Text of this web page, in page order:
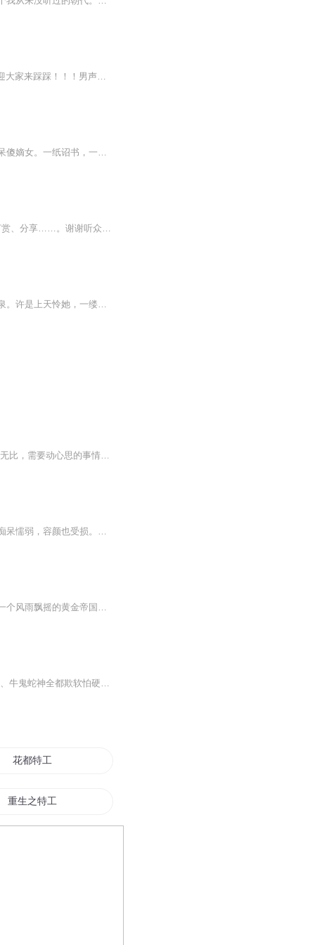
精品双播！免费！每日更新，欢迎关注订阅！刚刚开通QQ粉丝群，群号：1141288930，欢迎大家来踩踩！！！男声：云墨子轩 女声：主播李小一云墨子轩：喜马拉雅新生代主播，代表作《盛世暖婚：霍先生，别闹了！》、《猎爱总裁太凶猛》、 《凤栖九天：爆宠特工皇妃》等。声音温暖深沉，可霸道总裁、可翩翩公子。爱生活，爱有声！播音李小一：喜马拉雅新生代主播，代表作《盛世暖婚：霍先生，别闹了！》、《猎爱总裁太凶猛》、 《凤栖九天：爆宠特工皇妃》等。声音甜美，可塑性强，可御可甜、可盐...
【内容简介】首席特工白罗刹，被一把上古宝剑带到了古代，成了左相府人人厌恶的懦弱，呆傻嫡女。一纸诏书，一场赐婚。本该是太子妃的她却被赐婚给了战王。懦弱嫡女配战神王爷，两个截然相反性格的人，似乎注定了她的悲惨命运。世人皆：叹息。却不知此女已...
原创小说，完成一年的时间……。再喜马拉雅FM播出……喜欢收听的朋友，关注，收藏，打赏、分享……。谢谢听众朋友们的收听………。本作者，虚拟建构，如有任何其他想法……后果自负……，作者的作品，一律不承担任何责任……。本大大个人喜好天马行空…这...
【内容简介】她本是冷漠狠绝、大胆机敏的中情局特工，临近退役却被自己人算计，命丧黄泉。许是上天怜她，一缕幽魂穿到痴傻无福的丞相府三小姐身上。一朝改头换面，装疯卖傻之间斗倒后妈渣姐。她只想过好自己的小日子，太子殿下，您给我立正站好，别再靠过...
她前世是特工，一个跟头栽下去成了几个月大的婴儿，从此只能衣来伸手饭来张口； 她懒惰无比，需要动心思的事情，她从来都是简单粗暴的解决； 她是新月王朝尊贵无比的郡主，却是传闻中命不久矣的病秧子； 她是江湖中令人闻风丧胆的毒医，救人杀人只凭一念之...
【内容简介】传言：她克母克兄，出生便不祥。传言：她大字不识，礼仪也不懂。传言：她痴呆懦弱，容颜也受损。传言：他艺高胆大，敌闻风丧胆。传言：他不近女色，冷血又狠绝。传言：他曾受暗害，再不能人道。21世纪美女特工任务中为国牺牲，一缕香魂成了传...
这是一部特工穿越、架空的小说。作者运用众多的描写，在一片寒霜雨雪之中为读者塑造了一个风雨飘摇的黄金帝国，一个穿越而来的特工少女，一群智计不凡的男儿，从很微小的地方著手，谋画了整个天下。文字强大而细腻，场景感受气势恢宏，故事情节紧凑，丝丝...
一朝穿越，特工女王变成小农女一枚，还附赠一枚小包子。 父母偏心，兄妹不喜，爷奶叔伯、牛鬼蛇神全都欺软怕硬，偏心爷奶想卖了她换钱？渣娘也想掺和一下…… 这该怎么办？不要怂，就是干。【收听须知】 1、该专辑免费收听。 ...
花都特工
重生之特工传奇